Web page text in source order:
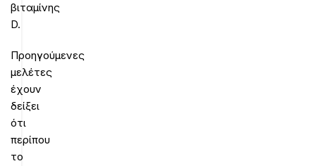
βιταμίνης
D.
Προηγούμενες
μελέτες
έχουν
δείξει
ότι
περίπου
το